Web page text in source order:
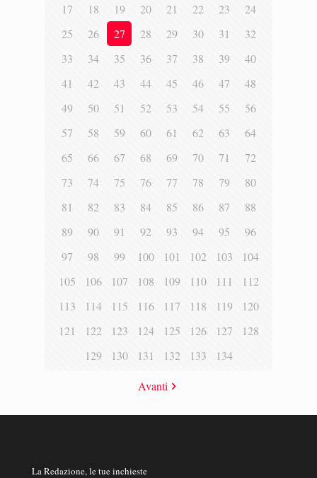
17
18 19 20 21 22 23
24
25
26 27 28 29 30 31
32
33
34 35 36 37 38 39
40
41
42 43 44 45 46 47
48
49
50 51 52 53 54 55
56
57
58 59 60 61 62 63
64
65
66 67 68 69 70 71
72
73
74 75 76 77 78 79
80
81
82 83 84 85 86 87
88
89
90 91 92 93 94 95
96
97
98 99 100 101 102 103
104
105
106 107 108 109 110 111
112
113
114 115 116 117 118 119
120
121
122 123 124 125 126 127
128
129
130 131 132 133 134
Avanti
La Redazione, le tue inchieste